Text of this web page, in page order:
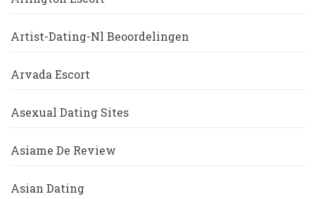
Artist-Dating-Nl Beoordelingen
Arvada Escort
Asexual Dating Sites
Asiame De Review
Asian Dating